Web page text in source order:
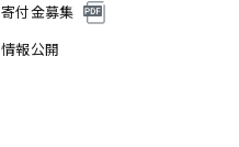
寄付金募集
情報公開